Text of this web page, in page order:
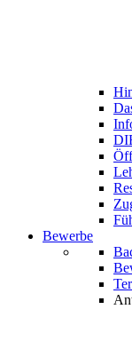
Bewerbe